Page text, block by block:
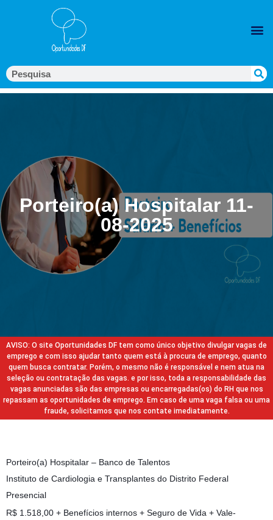
Porteiro(a) Hospitalar 11-
08-2025
AVISO: O site Oportunidades DF tem como único objetivo divulgar vagas de
emprego e com isso ajudar tanto quem está à procura de emprego, quanto
quem busca contratar. Porém, o mesmo não é responsável e nem atua na
seleção ou contratação das vagas. e por isso, toda a responsabilidade das
vagas anunciadas são das empresas ou encarregadas(os) do RH que nos
repassam as oportunidades de emprego. Em caso de uma vaga falsa ou uma
fraude, solicitamos que nos contate imediatamente.
Porteiro(a) Hospitalar – Banco de Talentos
Instituto de Cardiologia e Transplantes do Distrito Federal
Presencial
R$ 1.518,00 + Benefícios internos + Seguro de Vida + Vale-